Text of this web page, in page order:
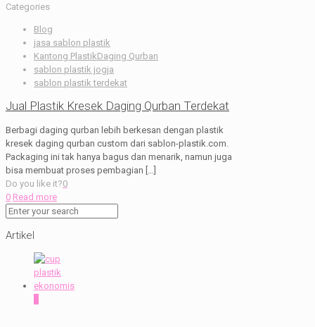
Categories
Blog
jasa sablon plastik
Kantong PlastikDaging Qurban
sablon plastik jogja
sablon plastik terdekat
Jual Plastik Kresek Daging Qurban Terdekat
Berbagi daging qurban lebih berkesan dengan plastik
kresek daging qurban custom dari sablon-plastik.com.
Packaging ini tak hanya bagus dan menarik, namun juga
bisa membuat proses pembagian […]
Do you like it?0
0 Read more
Artikel